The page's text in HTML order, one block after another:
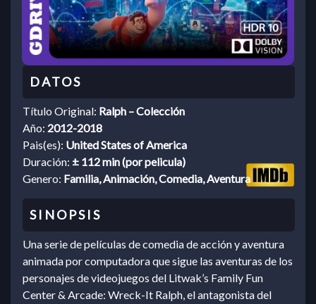
Título Original: Ralph – Colección
Año: 2012-2018
Pais(es): United States of America
Duración: ± 112 min (por pelicula)
Genero: Familia, Animación, Comedia, Aventura
Una serie de películas de comedia de acción y aventura
animada por computadora que sigue las aventuras de los
personajes de videojuegos del Litwak’s Family Fun
Center & Arcade: Wreck-It Ralph, el antagonista del